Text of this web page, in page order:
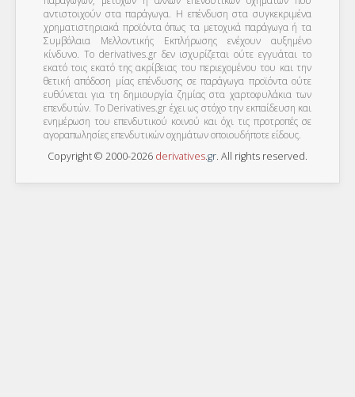
αντιστοιχούν στα παράγωγα. Η επένδυση στα συγκεκριμένα
χρηματιστηριακά προϊόντα όπως τα μετοχικά παράγωγα ή τα
Συμβόλαια Μελλοντικής Εκπλήρωσης ενέχουν αυξημένο
κίνδυνο. Το derivatives.gr δεν ισχυρίζεται ούτε εγγυάται το
εκατό τοις εκατό της ακρίβειας του περιεχομένου του και την
θετική απόδοση μίας επένδυσης σε παράγωγα προϊόντα ούτε
ευθύνεται για τη δημιουργία ζημίας στα χαρτοφυλάκια των
επενδυτών. To Derivatives.gr έχει ως στόχο την εκπαίδευση και
ενημέρωση του επενδυτικού κοινού και όχι τις προτροπές σε
αγοραπωλησίες επενδυτικών οχημάτων οποιουδήποτε είδους.
Copyright © 2000-2026 derivatives.gr. All rights reserved.